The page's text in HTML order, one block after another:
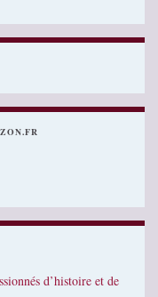
d’histoire et de